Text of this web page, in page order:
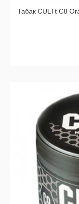
Табак CULTt C8